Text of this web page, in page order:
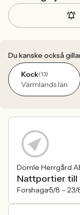
Du kanske också
Kock(13)
Värmlands län
Dömle Herrgård
Nattportier till
Forshaga5/8 – 23/